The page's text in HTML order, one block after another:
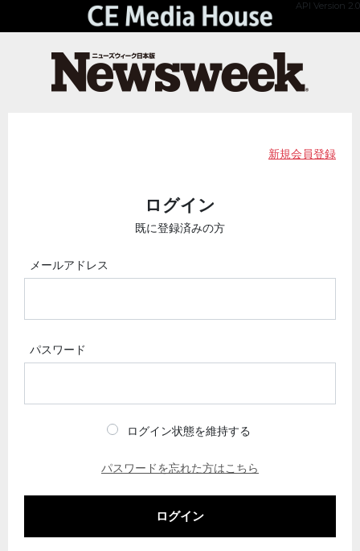
API Version 2.0
新規会員登録
ログイン
既に登録済みの方
メールアドレス
パスワード
ログイン状態を維持する
パスワードを忘れた方はこちら
ログイン